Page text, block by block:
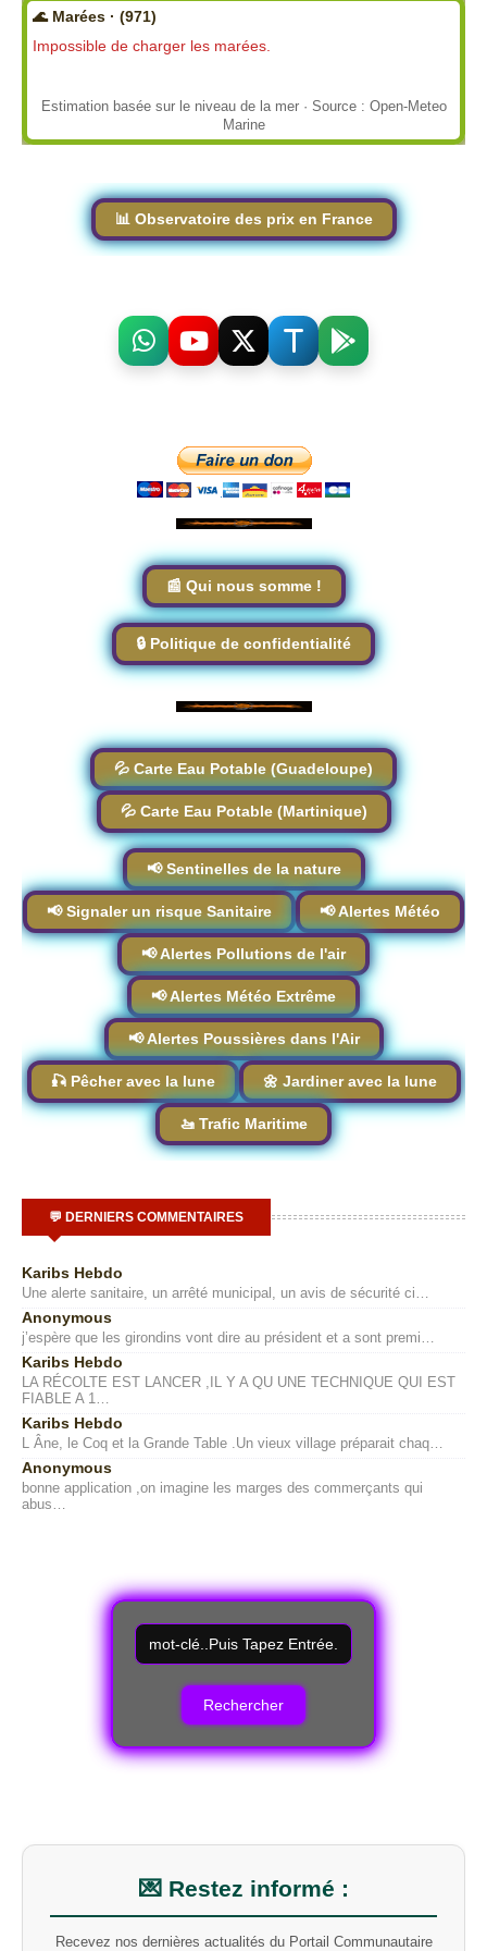
🌊 Marées · (971)
Impossible de charger les marées.
Estimation basée sur le niveau de la mer · Source : Open-Meteo
Marine
📊 Observatoire des prix en France
📰 Qui nous somme !
🔒 Politique de confidentialité
💦 Carte Eau Potable (Guadeloupe)
💦 Carte Eau Potable (Martinique)
📢 Sentinelles de la nature
📢 Signaler un risque Sanitaire 📢 Alertes Météo
📢 Alertes Pollutions de l'air
📢 Alertes Météo Extrême
📢 Alertes Poussières dans l'Air
🎣 Pêcher avec la lune 🌼 Jardiner avec la lune
🚤 Trafic Maritime
💬 DERNIERS COMMENTAIRES
Karibs Hebdo
Une alerte sanitaire, un arrêté municipal, un avis de sécurité ci…
Anonymous
j’espère que les girondins vont dire au président et a sont premi…
Karibs Hebdo
LA RÉCOLTE EST LANCER ,IL Y A QU UNE TECHNIQUE QUI EST
FIABLE A 1…
Karibs Hebdo
L Âne, le Coq et la Grande Table .Un vieux village préparait chaq…
Anonymous
bonne application ,on imagine les marges des commerçants qui
abus…
R
e
c
m
o
t
-
💌 Restez informé :
Recevez nos dernières actualités du Portail Communautaire